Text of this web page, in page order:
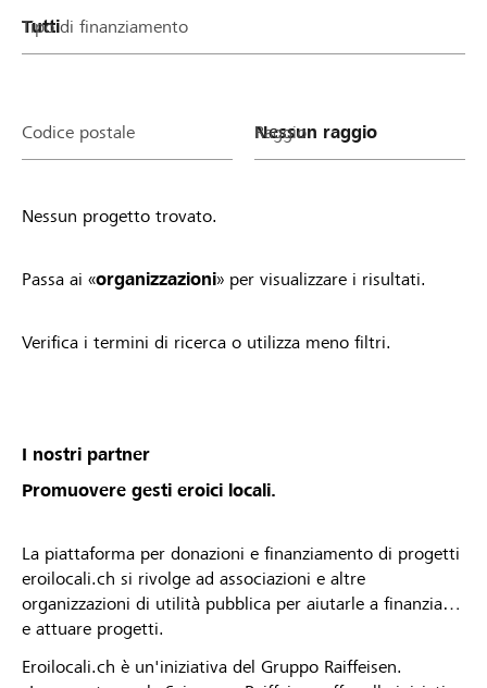
Tipo di finanziamento
Codice postale Raggio
Nessun progetto trovato.
Passa ai «organizzazioni» per visualizzare i risultati.
Verifica i termini di ricerca o utilizza meno filtri.
I nostri partner
Promuovere gesti eroici locali.
La piattaforma per donazioni e finanziamento di progetti
eroilocali.ch si rivolge ad associazioni e altre
organizzazioni di utilità pubblica per aiutarle a finanziare
e attuare progetti.
Eroilocali.ch è un'iniziativa del Gruppo Raiffeisen.